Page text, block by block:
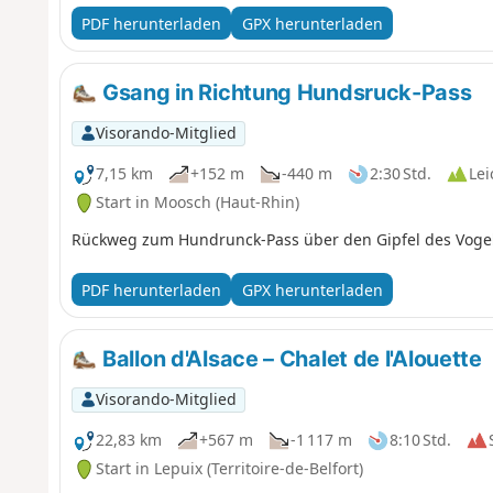
Etappe, die Wälder, hochgelegene Strohfelder,
verbindet.
PDF herunterladen GPX herunterladen
Gsang in Richtung Hundsruck-Pass
Visorando-Mitglied
7,15 km
+152 m -440 m 2:30 Std.
Start in Moosch (Haut-Rhin)
Rückweg zum Hundrunck-Pass über den Gipfel des
PDF herunterladen GPX herunterladen
Ballon d'Alsace – Chalet de l'Alouette
Visorando-Mitglied
22,83 km
+567 m -1 117 m 8:10 Std.
Start in Lepuix (Territoire-de-Belfort)